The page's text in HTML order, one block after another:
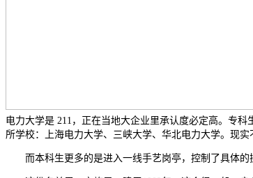
电力大学是 211，正在当地大企业里承认度必定高。专
所学校：上海电力大学、三峡大学、华北电力大学。现实
而本科生更多的是进入一线手艺岗亭，控制了具体的